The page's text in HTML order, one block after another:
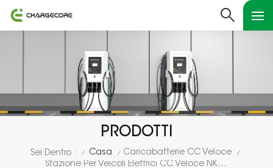
PRODOTTI
Sei Dentro : / Casa / Caricabatterie CC Veloce /
Stazione Per Veicoli Elettrici CC Veloce NKR-ADC